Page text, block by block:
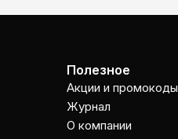
Полезное
Акции и промокоды
Журнал
О компании